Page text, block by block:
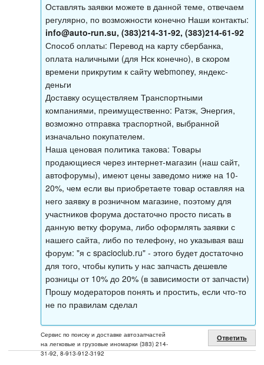
Оставлять заявки можете в данной теме, отвечаем
регулярно, по возможности конечно Наши контакты:
info@auto-run.su, (383)214-31-92, (383)214-61-92
Способ оплаты: Перевод на карту сбербанка,
оплата наличными (для Нск конечно), в скором
времени прикрутим к сайту webmoney, яндекс-
деньги
Доставку осуществляем Транспортными
компаниями, преимущественно: Ратэк, Энергия,
возможно отправка траспортной, выбранной
изначально покупателем.
Наша ценовая политика такова: Товары
продающиеся через интернет-магазин (наш сайт,
автофорумы), имеют цены заведомо ниже на 10-
20%, чем если вы приобретаете товар оставляя на
него заявку в розничном магазине, поэтому для
участников форума достаточно просто писать в
данную ветку форума, либо оформлять заявки с
нашего сайта, либо по телефону, но указывая ваш
форум: "я с spacioclub.ru" - этого будет достаточно
для того, чтобы купить у нас запчасть дешевле
розницы от 10% до 20% (в зависимости от запчасти)
Прошу модераторов понять и простить, если что-то
не по правилам сделал
Сервис по поиску и доставке автозапчастей
на легковые и грузовые иномарки (383) 214-
31-92, 8-913-912-3192
Ответить